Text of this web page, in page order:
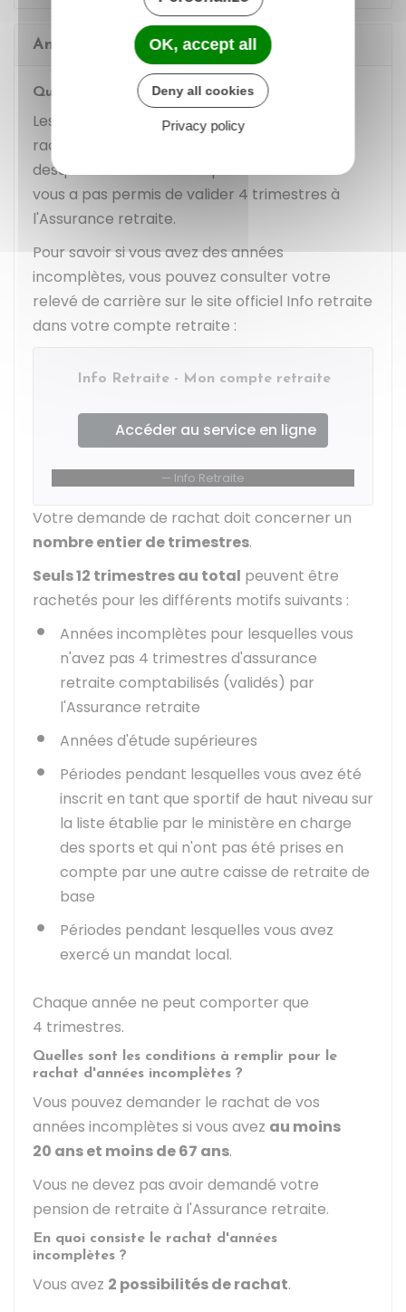
Années incomplètes
Quelles sont les périodes concernées ?
Les périodes qui peuvent faire l'objet d'un
rachat sont les
desquelles votre activité professionnelle ne
vous a pas permis de valider 4 trimestres à
l'Assurance retraite.
Pour savoir si vous avez des années
incomplètes, vous pouvez consulter votre
relevé de carrière sur le site officiel Info retraite
dans votre compte retraite :
Info Retraite - Mon compte retraite
Accéder au service en ligne
Info Retraite
Votre demande de rachat doit concerner un
nombre entier de trimestres.
Seuls 12 trimestres au total peuvent être
rachetés pour les différents motifs suivants :
Années incomplètes pour lesquelles vous
n'avez pas 4 trimestres d'assurance
retraite comptabilisés (validés) par
l'Assurance retraite
Années d'étude supérieures
Périodes pendant lesquelles vous avez été
inscrit en tant que sportif de haut niveau sur
la liste établie par le ministère en charge
des sports et qui n'ont pas été prises en
compte par une autre caisse de retraite de
base
Périodes pendant lesquelles vous avez
exercé un mandat local.
Chaque année ne peut comporter que
4 trimestres.
Quelles sont les conditions à remplir pour le
rachat d'années incomplètes ?
Vous pouvez demander le rachat de vos
années incomplètes si vous avez au moins
20 ans et moins de 67 ans.
Vous ne devez pas avoir demandé votre
pension de retraite à l'Assurance retraite.
En quoi consiste le rachat d'années
incomplètes ?
Vous avez 2 possibilités de rachat.
OK, accept all
Deny all cookies
Privacy policy